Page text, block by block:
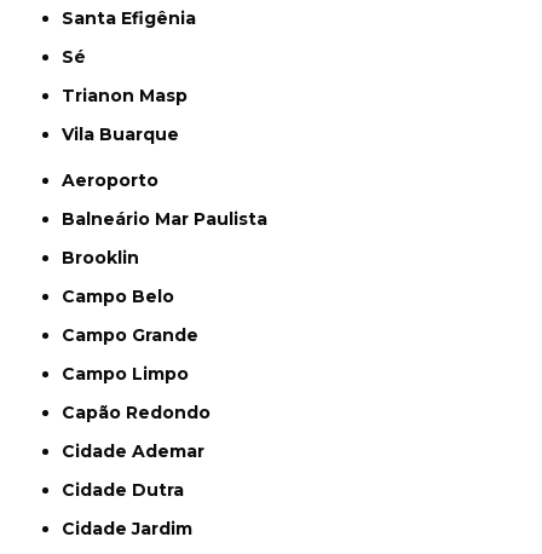
Santa Efigênia
Sé
Trianon Masp
Vila Buarque
Aeroporto
Balneário Mar Paulista
Brooklin
Campo Belo
Campo Grande
Campo Limpo
Capão Redondo
Cidade Ademar
Cidade Dutra
Cidade Jardim